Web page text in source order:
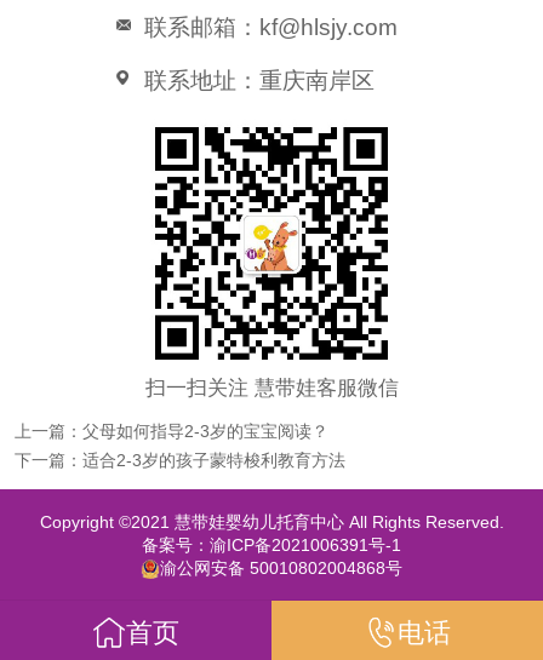
联系邮箱：kf@hlsjy.com
联系地址：重庆南岸区
扫一扫关注 慧带娃客服微信
上一篇：父母如何指导2-3岁的宝宝阅读？
下一篇：适合2-3岁的孩子蒙特梭利教育方法
Copyright ©2021 慧带娃婴幼儿托育中心 All Rights Reserved.
备案号：渝ICP备2021006391号-1
渝公网安备 50010802004868号
首页 电话